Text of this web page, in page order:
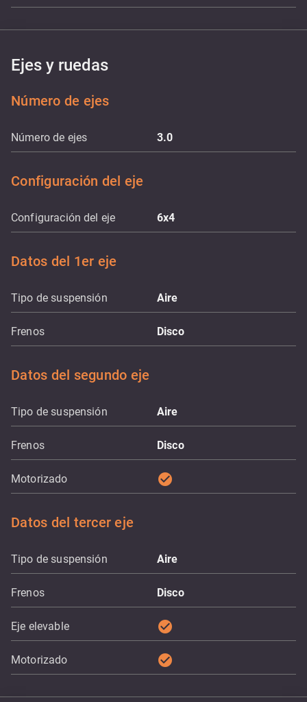
Ejes y ruedas
Número de ejes
Número de ejes 3.0
Configuración del eje
Configuración del eje 6x4
Datos del 1er eje
Tipo de suspensión Aire
Frenos Disco
Datos del segundo eje
Tipo de suspensión Aire
Frenos Disco
Motorizado check_circle
Datos del tercer eje
Tipo de suspensión Aire
Frenos Disco
Eje elevable check_circle
Motorizado check_circle